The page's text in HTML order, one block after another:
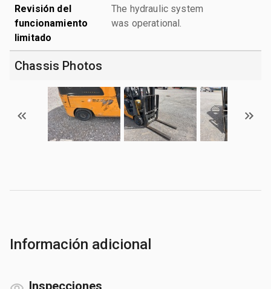
Revisión del
funcionamiento
limitado
The hydraulic system
was operational.
Chassis Photos
Información adicional
Inspecciones